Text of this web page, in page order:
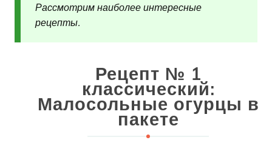
Рассмотрим наиболее интересные
рецепты.
Рецепт № 1
классический:
Малосольные огурцы в
пакете